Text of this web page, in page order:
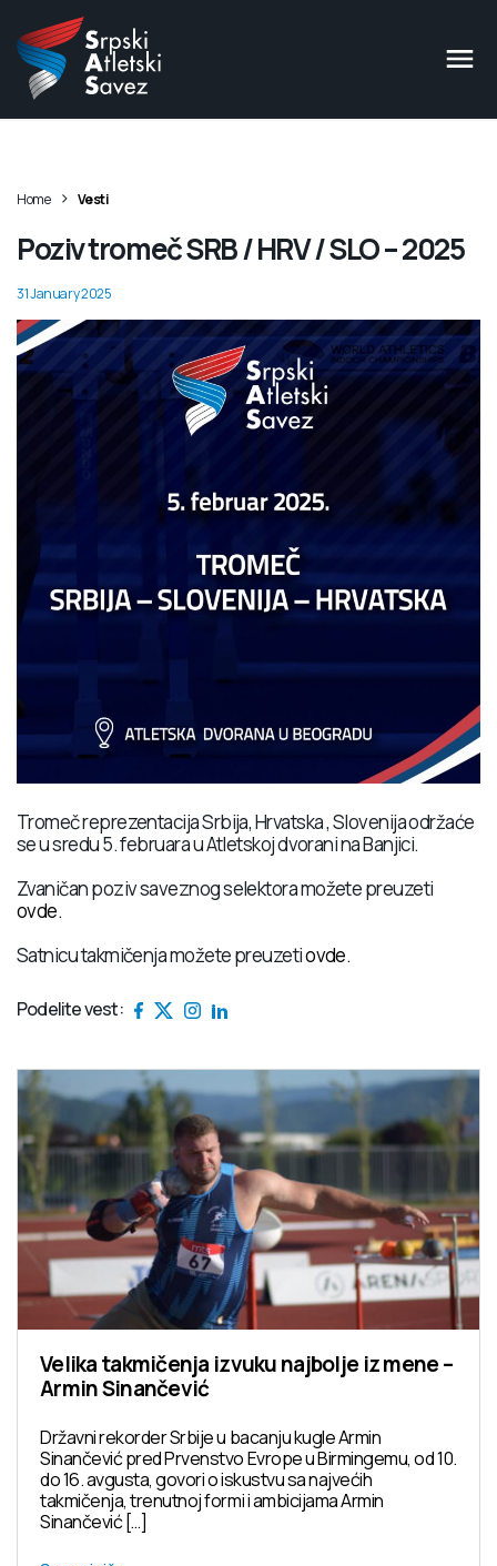
Home > Vesti
Poziv tromeč SRB / HRV / SLO – 2025
31 January 2025
Tromeč reprezentacija Srbija, Hrvatska , Slovenija održaće
se u sredu 5. februara u Atletskoj dvorani na Banjici.
Zvaničan poziv saveznog selektora možete preuzeti
ovde.
Satnicu takmičenja možete preuzetiovde.
Podelite vest:
Velika takmičenja izvuku najbolje iz mene –
Armin Sinančević
Državni rekorder Srbije u bacanju kugle Armin
Sinančević pred Prvenstvo Evrope u Birmingemu, od 10.
do 16. avgusta, govori o iskustvu sa najvećih
takmičenja, trenutnoj formi i ambicijama Armin
Sinančević […]